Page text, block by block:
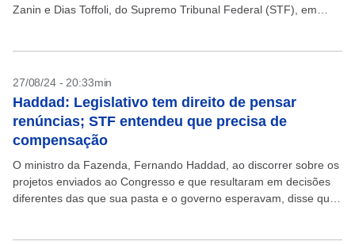
Zanin e Dias Toffoli, do Supremo Tribunal Federal (STF), em
27/08/24 - 20:33min
Haddad: Legislativo tem direito de pensar
renúncias; STF entendeu que precisa de
compensação
O ministro da Fazenda, Fernando Haddad, ao discorrer sobre os
projetos enviados ao Congresso e que resultaram em decisões
diferentes das que sua pasta e o governo esperavam, disse que